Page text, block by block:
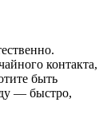
контакта,
быть
— быстро,